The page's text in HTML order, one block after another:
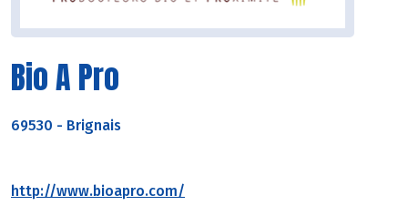
Bio A Pro
69530 - Brignais
http://www.bioapro.com/